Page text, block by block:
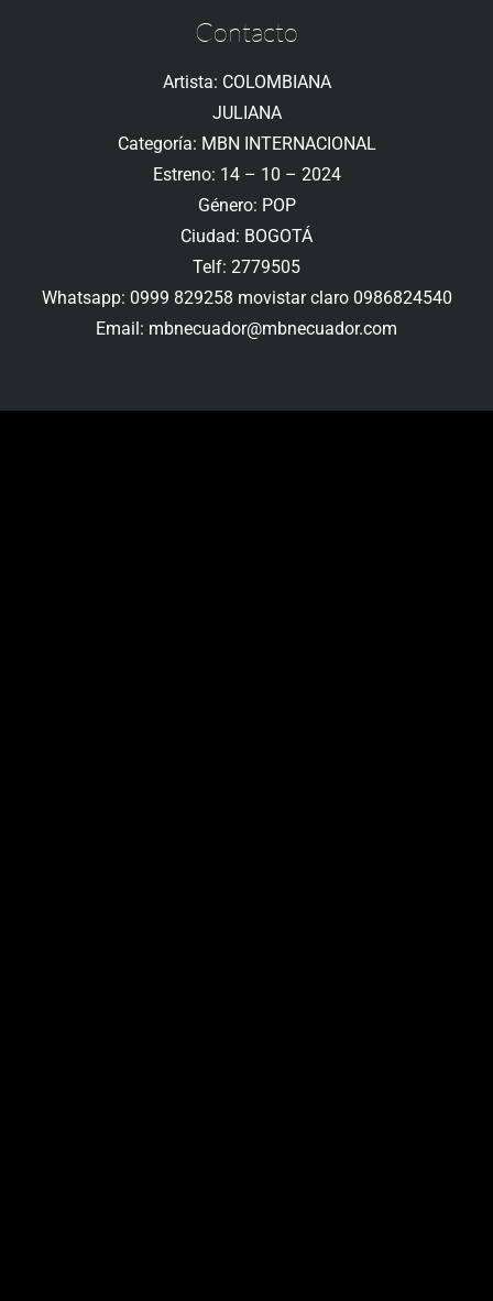
Contacto
Artista: COLOMBIANA
JULIANA
Categoría: MBN INTERNACIONAL
Estreno: 14 – 10 – 2024
Género: POP
Ciudad: BOGOTÁ
Telf: 2779505
Whatsapp: 0999 829258 movistar claro 0986824540
Email: mbnecuador@mbnecuador.com